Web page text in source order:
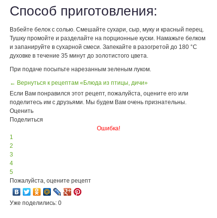
Способ приготовления:
Взбейте белок с солью. Смешайте сухари, сыр, муку и красный перец.
Тушку промойте и разделайте на порционные куски. Намажьте белком
и запанируйте в сухарной смеси. Запекайте в разогретой до 180 °С
духовке в течение 35 минут до золотистого цвета.
При подаче посыпьте нарезанным зеленым луком.
← Вернуться к рецептам «Блюда из птицы, дичи»
Если Вам понравился этот рецепт, пожалуйста, оцените его или
поделитесь им с друзьями. Мы будем Вам очень признательны.
Оценить
Поделиться
Ошибка!
1
2
3
4
5
Пожалуйста, оцените рецепт
Уже поделились: 0